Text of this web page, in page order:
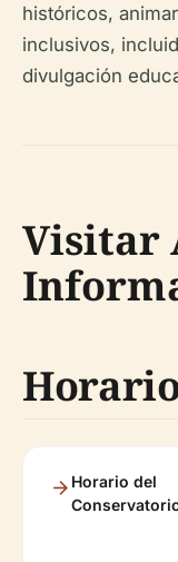
históricos,
inclusivos,
divulgación
Visitar
Horario del